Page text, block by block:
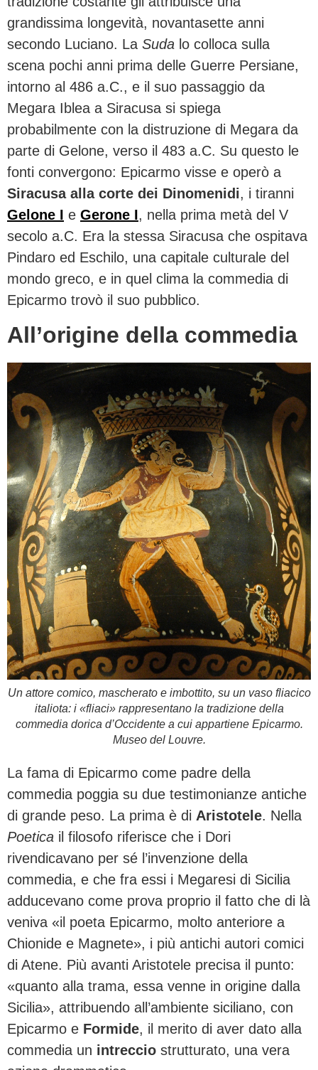
grandissima longevità, novantasette anni
secondo Luciano. La Suda lo colloca sulla
scena pochi anni prima delle Guerre Persiane,
intorno al 486 a.C., e il suo passaggio da
Megara Iblea a Siracusa si spiega
probabilmente con la distruzione di Megara da
parte di Gelone, verso il 483 a.C. Su questo le
fonti convergono: Epicarmo visse e operò a
Siracusa alla corte dei Dinomenidi, i tiranni
Gelone I e Gerone I, nella prima metà del V
secolo a.C. Era la stessa Siracusa che ospitava
Pindaro ed Eschilo, una capitale culturale del
mondo greco, e in quel clima la commedia di
Epicarmo trovò il suo pubblico.
All’origine della commedia
Un attore comico, mascherato e imbottito, su un vaso fliacico
italiota: i «fliaci» rappresentano la tradizione della
commedia dorica d’Occidente a cui appartiene Epicarmo.
Museo del Louvre.
La fama di Epicarmo come padre della
commedia poggia su due testimonianze antiche
di grande peso. La prima è di Aristotele. Nella
Poetica il filosofo riferisce che i Dori
rivendicavano per sé l’invenzione della
commedia, e che fra essi i Megaresi di Sicilia
adducevano come prova proprio il fatto che di là
veniva «il poeta Epicarmo, molto anteriore a
Chionide e Magnete», i più antichi autori comici
di Atene. Più avanti Aristotele precisa il punto:
«quanto alla trama, essa venne in origine dalla
Sicilia», attribuendo all’ambiente siciliano, con
Epicarmo e Formide, il merito di aver dato alla
commedia un intreccio strutturato, una vera